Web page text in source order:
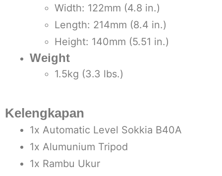
Width: 122mm (4.8 in.)
Length: 214mm (8.4 in.)
Height: 140mm (5.51 in.)
Weight
1.5kg (3.3 lbs.)
Kelengkapan
1x Automatic Level Sokkia B40A
1x Alumunium Tripod
1x Rambu Ukur